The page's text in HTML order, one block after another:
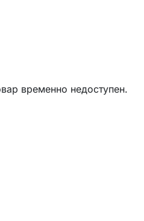
временно недоступен.